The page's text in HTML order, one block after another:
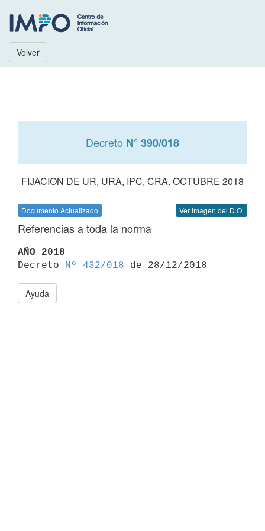
Volver
Decreto N° 390/018
FIJACION DE UR, URA, IPC, CRA. OCTUBRE 2018
Documento Actualizado Ver Imagen del D.O.
Referencias a toda la norma
AÑO 2018
Decreto
Nº 432/018
Ayuda